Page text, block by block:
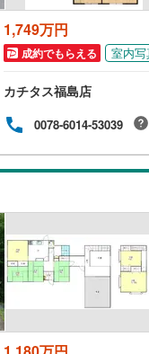
1,749万円
成約でもらえる 室内写
カチタス福島店
0078-6014-53039